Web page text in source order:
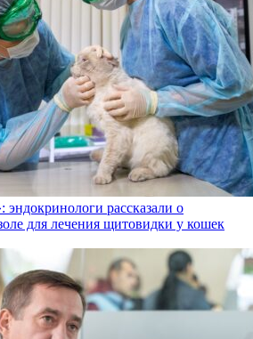
рассказали о
для лечения щитовидки у кошек